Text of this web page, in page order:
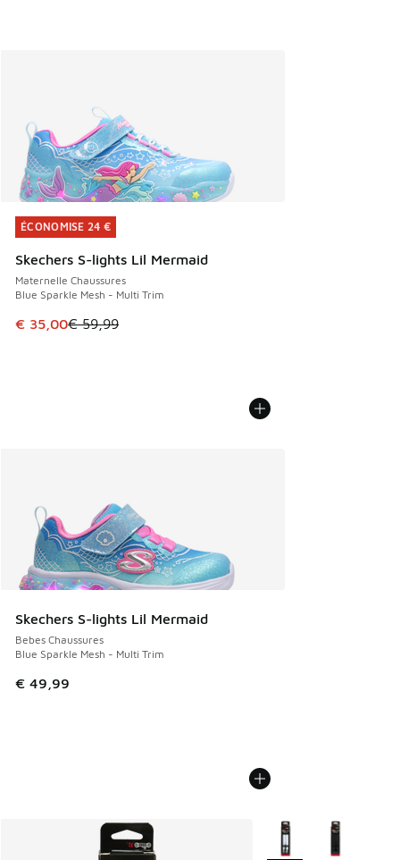
ÉCONOMISE 24 €
Skechers S-lights Lil Mermaid
Maternelle Chaussures
Blue Sparkle Mesh - Multi Trim
Cet article est en promotion. Prix en baisse de € 59,99 à
€ 35,00€ 59,99
ÉCONOMISE 24 €
Skechers S-lights Lil Mermaid
Bebes Chaussures
Blue Sparkle Mesh - Multi Trim
€ 49,99
Plus de couleurs